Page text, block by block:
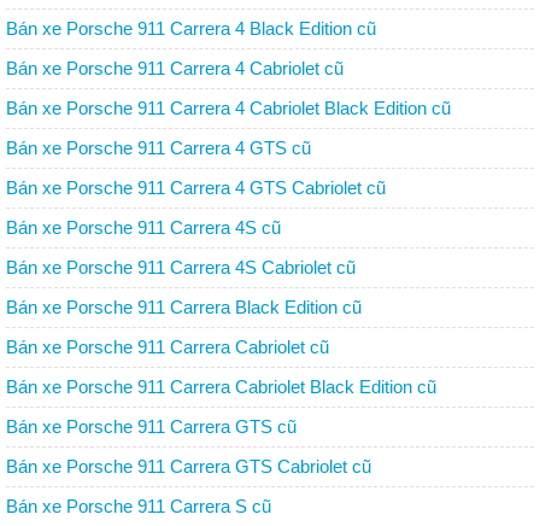
Bán xe Porsche 911 Carrera 4 Black Edition cũ
Bán xe Porsche 911 Carrera 4 Cabriolet cũ
Bán xe Porsche 911 Carrera 4 Cabriolet Black Edition cũ
Bán xe Porsche 911 Carrera 4 GTS cũ
Bán xe Porsche 911 Carrera 4 GTS Cabriolet cũ
Bán xe Porsche 911 Carrera 4S cũ
Bán xe Porsche 911 Carrera 4S Cabriolet cũ
Bán xe Porsche 911 Carrera Black Edition cũ
Bán xe Porsche 911 Carrera Cabriolet cũ
Bán xe Porsche 911 Carrera Cabriolet Black Edition cũ
Bán xe Porsche 911 Carrera GTS cũ
Bán xe Porsche 911 Carrera GTS Cabriolet cũ
Bán xe Porsche 911 Carrera S cũ